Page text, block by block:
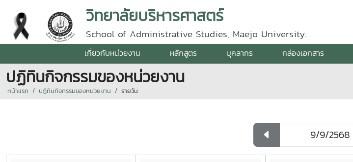
วิทยาลัยบริหารศาสตร์
School of Administrative Studies, Maejo University.
เกี่ยวกับหน่วยงาน หลักสูตร บุคลากร กล่องเอกสาร
ปฏิทินกิจกรรมของหน่วยงาน
หน้าแรก ปฏิทินกิจกรรมของหน่วยงาน รายวัน